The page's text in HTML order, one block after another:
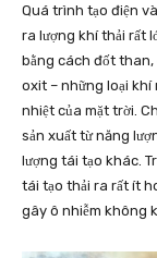
Quá trình tạo điện
ra lượng khí thải rất
bằng cách đốt
oxit – những loại khí
nhiệt của mặt trời.
sản xuất từ năng
lượng tái tạo khác.
tái tạo thải ra rất ít
gây ô nhiễm không